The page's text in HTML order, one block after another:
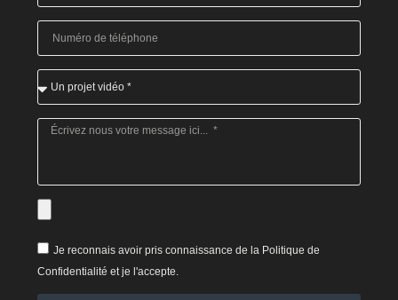
Je reconnais avoir pris connaissance de la Politique de
Confidentialité et je l'accepte.